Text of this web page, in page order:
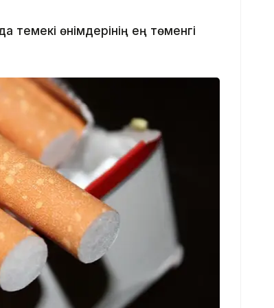
темекі өнімдерінің ең төменгі